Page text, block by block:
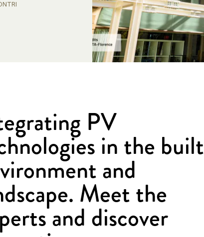
PV
in the built
and
Meet the
and discover